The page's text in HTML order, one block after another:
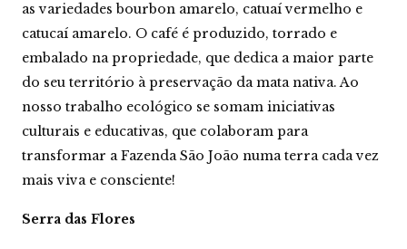
e
s
M
o
d
o
q
u
a
t
as variedades bourbon amarelo, catuaí vermelho e
catucaí amarelo. O café é produzido, torrado e
embalado na propriedade, que dedica a maior parte
do seu território à preservação da mata nativa. Ao
nosso trabalho ecológico se somam iniciativas
culturais e educativas, que colaboram para
transformar a Fazenda São João numa terra cada vez
mais viva e consciente!
Serra das Flores